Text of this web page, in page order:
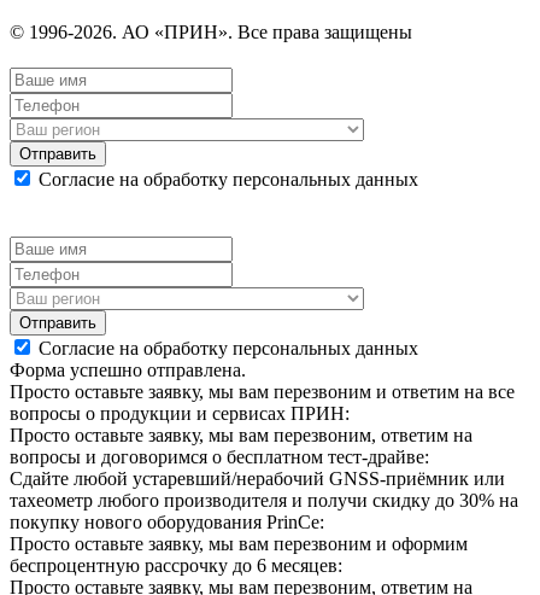
© 1996-2026. АО «ПРИН». Все права защищены
Отправить
Согласие на обработку персональных данных
Отправить
Согласие на обработку персональных данных
Форма успешно отправлена.
Просто оставьте заявку, мы вам перезвоним и ответим на все
вопросы о продукции и сервисах ПРИН:
Просто оставьте заявку, мы вам перезвоним, ответим на
вопросы и договоримся о бесплатном тест-драйве:
Сдайте любой устаревший/нерабочий GNSS-приёмник или
тахеометр любого производителя и получи скидку до 30% на
покупку нового оборудования PrinCe:
Просто оставьте заявку, мы вам перезвоним и оформим
беспроцентную рассрочку до 6 месяцев:
Просто оставьте заявку, мы вам перезвоним, ответим на